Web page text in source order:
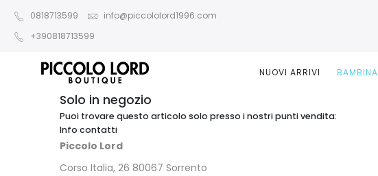
0818713599
info@piccololord1996.com
+390818713599
NUOVI ARRIVI BAMBINA
Solo in negozio
Puoi trovare questo articolo solo presso i nostri punti vendita:
Info contatti
Piccolo Lord
Corso Italia, 26 80067 Sorrento